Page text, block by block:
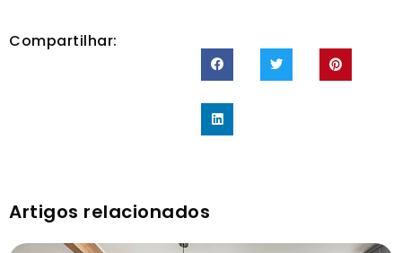
Compartilhar:
Artigos relacionados